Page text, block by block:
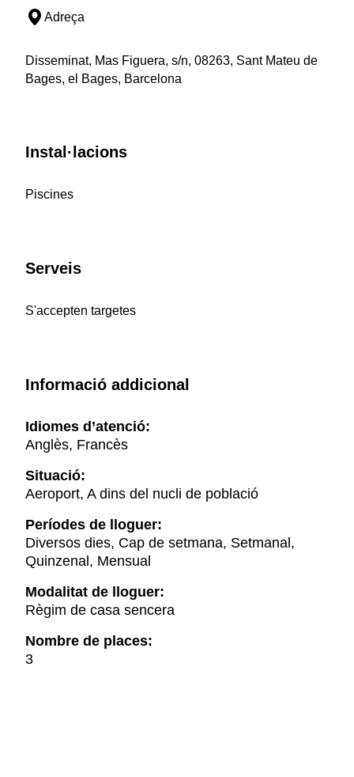
Adreça
Disseminat, Mas Figuera, s/n, 08263, Sant Mateu de
Bages, el Bages, Barcelona
Instal·lacions
Piscines
Serveis
S'accepten targetes
Informació addicional
Idiomes d’atenció:
Anglès, Francès
Situació:
Aeroport, A dins del nucli de població
Períodes de lloguer:
Diversos dies, Cap de setmana, Setmanal,
Quinzenal, Mensual
Modalitat de lloguer:
Règim de casa sencera
Nombre de places:
3